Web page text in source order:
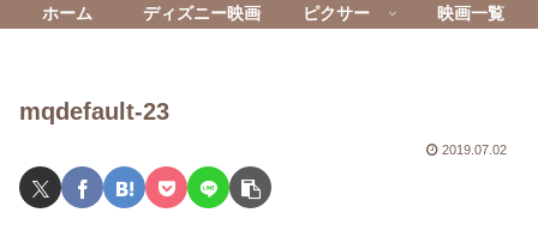
ホーム ディズニー映画 ピクサー 映画一覧
mqdefault-23
2019.07.02